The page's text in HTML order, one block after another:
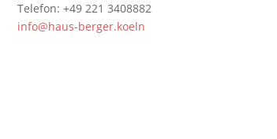
Telefon: +49 221 3408882
info@haus-berger.koeln